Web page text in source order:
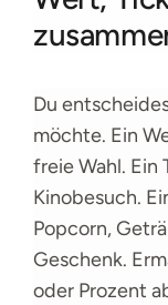
Du
möchte. Ein
freie Wahl.
Kinobesuch.
Popcorn,
Geschenk.
oder Prozent